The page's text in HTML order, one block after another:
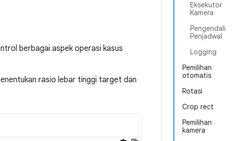
Eksekutor
Kamera
Pengendali
Penjadwal
Logging
Pemilihan
otomatis
Rotasi
Crop rect
Pemilihan
kamera
berbagai aspek operasi kasus
rasio lebar tinggi target dan